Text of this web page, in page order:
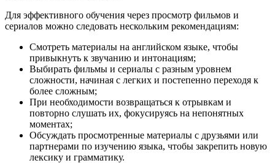
Для эффективного обучения через просмотр фильмов и
сериалов можно следовать нескольким рекомендациям:
Смотреть материалы на английском языке, чтобы
привыкнуть к звучанию и интонациям;
Выбирать фильмы и сериалы с разным уровнем
сложности, начиная с легких и постепенно переходя к
более сложным;
При необходимости возвращаться к отрывкам и
повторно слушать их, фокусируясь на непонятных
моментах;
Обсуждать просмотренные материалы с друзьями или
партнерами по изучению языка, чтобы закрепить новую
лексику и грамматику.